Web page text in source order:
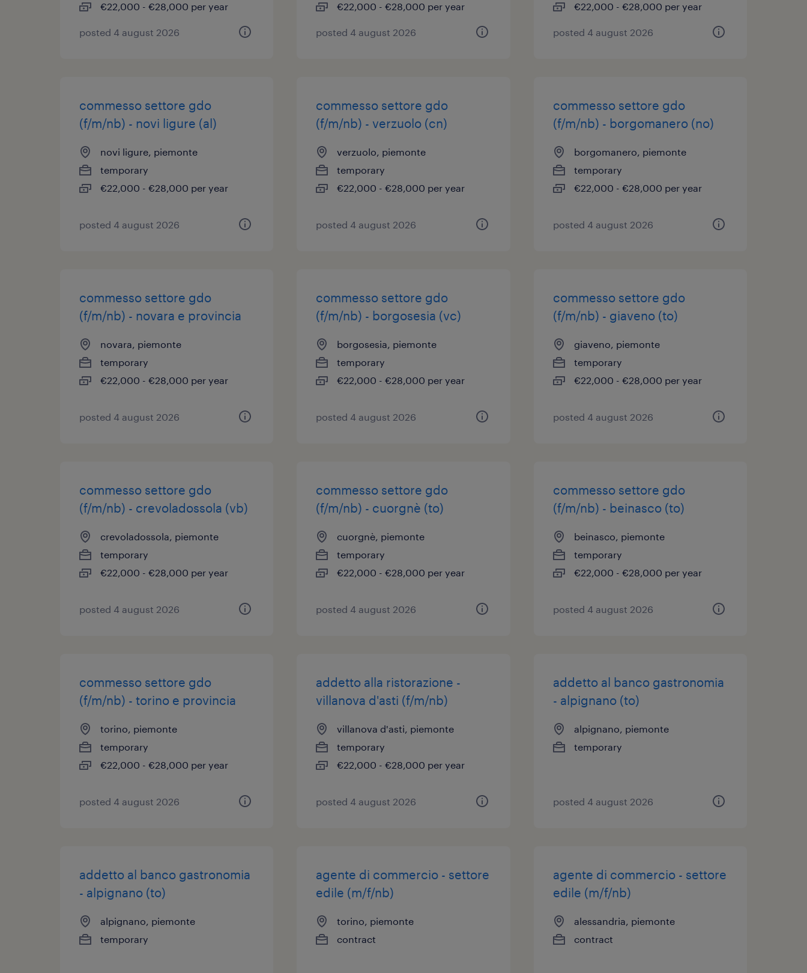
€22,000 - €28,000 per year
posted 4 august 2026
€22,000 - €28,000 per year
posted 4 august 2026
€22,000 - €28,000 per year
posted 4 august 2026
commesso settore gdo
(f/m/nb) - novi ligure (al)
novi ligure, piemonte
temporary
€22,000 - €28,000 per year
posted 4 august 2026
commesso settore gdo
(f/m/nb) - verzuolo (cn)
verzuolo, piemonte
temporary
€22,000 - €28,000 per year
posted 4 august 2026
commesso settore gdo
(f/m/nb) - borgomanero (no)
borgomanero, piemonte
temporary
€22,000 - €28,000 per year
posted 4 august 2026
commesso settore gdo
(f/m/nb) - novara e provincia
novara, piemonte
temporary
€22,000 - €28,000 per year
posted 4 august 2026
commesso settore gdo
(f/m/nb) - borgosesia (vc)
borgosesia, piemonte
temporary
€22,000 - €28,000 per year
posted 4 august 2026
commesso settore gdo
(f/m/nb) - giaveno (to)
giaveno, piemonte
temporary
€22,000 - €28,000 per year
posted 4 august 2026
commesso settore gdo
(f/m/nb) - crevoladossola (vb)
crevoladossola, piemonte
temporary
€22,000 - €28,000 per year
posted 4 august 2026
commesso settore gdo
(f/m/nb) - cuorgnè (to)
cuorgnè, piemonte
temporary
€22,000 - €28,000 per year
posted 4 august 2026
commesso settore gdo
(f/m/nb) - beinasco (to)
beinasco, piemonte
temporary
€22,000 - €28,000 per year
posted 4 august 2026
commesso settore gdo
(f/m/nb) - torino e provincia
torino, piemonte
temporary
€22,000 - €28,000 per year
posted 4 august 2026
addetto alla ristorazione -
villanova d'asti (f/m/nb)
villanova d'asti, piemonte
temporary
€22,000 - €28,000 per year
posted 4 august 2026
addetto al banco gastronomia
- alpignano (to)
alpignano, piemonte
temporary
posted 4 august 2026
addetto al banco gastronomia
- alpignano (to)
alpignano, piemonte
temporary
agente di commercio - settore
edile (m/f/nb)
torino, piemonte
contract
agente di commercio - settore
edile (m/f/nb)
alessandria, piemonte
contract